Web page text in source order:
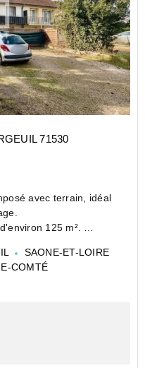
71530
avec terrain, idéal
125 m².
m² et deux c...
SAONE-ET-LOIRE
COMTÉ